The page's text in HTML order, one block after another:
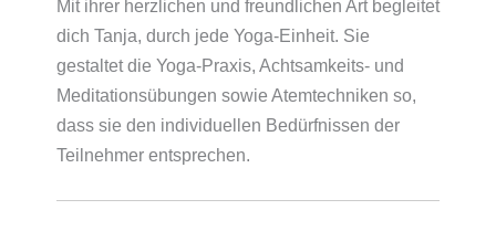
Mit ihrer herzlichen und freundlichen Art begleitet
dich Tanja, durch jede Yoga-Einheit. Sie
gestaltet die Yoga-Praxis, Achtsamkeits- und
Meditationsübungen sowie Atemtechniken so,
dass sie den individuellen Bedürfnissen der
Teilnehmer entsprechen.